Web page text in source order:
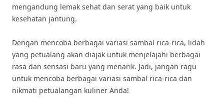
mengandung lemak sehat dan serat yang baik untuk
kesehatan jantung.
Dengan mencoba berbagai variasi sambal rica-rica, lidah
yang petualang akan diajak untuk menjelajahi berbagai
rasa dan sensasi baru yang menarik. Jadi, jangan ragu
untuk mencoba berbagai variasi sambal rica-rica dan
nikmati petualangan kuliner Anda!